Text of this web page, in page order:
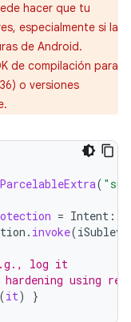
hacer que tu
especialmente si la
de Android.
de compilación para
o versiones
(
= Intent ::
. invoke(
log it
using
(it) }